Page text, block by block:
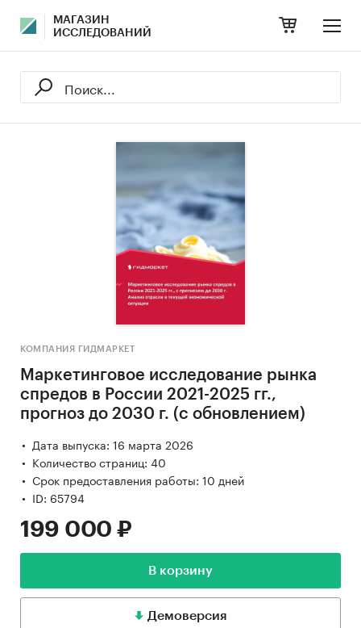
МАГАЗИН
ИССЛЕДОВАНИЙ
КОМПАНИЯ ГИДМАРКЕТ
Маркетинговое исследование рынка
спредов в России 2021-2025 гг.,
прогноз до 2030 г. (с обновлением)
Дата выпуска: 16 марта 2026
Количество страниц: 40
Срок предоставления работы: 10 дней
ID: 65794
199 000 ₽
В корзину
Демоверсия